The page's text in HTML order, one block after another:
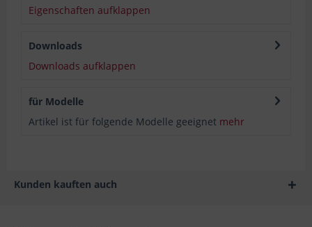
Eigenschaften aufklappen
Downloads
Downloads aufklappen
für Modelle
Artikel ist für folgende Modelle geeignet mehr
Kunden kauften auch